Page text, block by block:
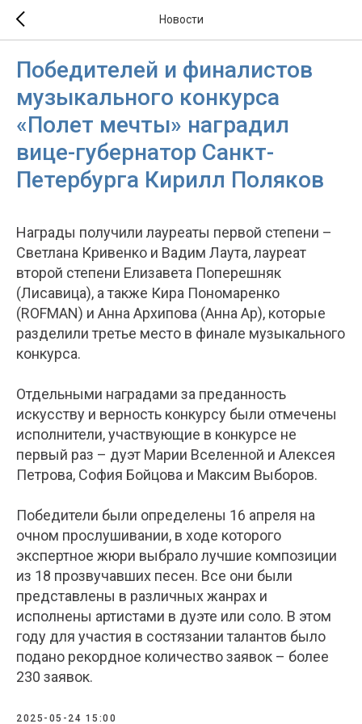
Новости
Победителей и финалистов
музыкального конкурса
«Полет мечты» наградил
вице-губернатор Санкт-
Петербурга Кирилл Поляков
Награды получили лауреаты первой степени –
Светлана Кривенко и Вадим Лаута, лауреат
второй степени Елизавета Поперешняк
(Лисавица), а также Кира Пономаренко
(ROFMAN) и Анна Архипова (Анна Ар), которые
разделили третье место в финале музыкального
конкурса.
Отдельными наградами за преданность
искусству и верность конкурсу были отмечены
исполнители, участвующие в конкурсе не
первый раз – дуэт Марии Вселенной и Алексея
Петрова, София Бойцова и Максим Выборов.
Победители были определены 16 апреля на
очном прослушивании, в ходе которого
экспертное жюри выбрало лучшие композиции
из 18 прозвучавших песен. Все они были
представлены в различных жанрах и
исполнены артистами в дуэте или соло. В этом
году для участия в состязании талантов было
подано рекордное количество заявок – более
230 заявок.
2025-05-24 15:00